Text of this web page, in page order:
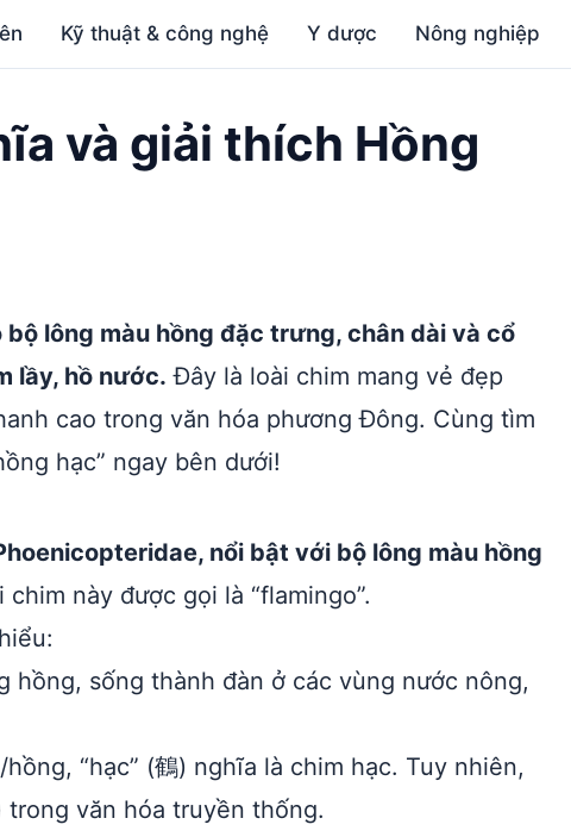
Kỹ thuật & công nghệ Y dược Nông nghiệp
và giải thích Hồng
lông màu hồng đặc trưng, chân dài và cổ
lầy, hồ nước. Đây là loài chim mang vẻ đẹp
cao trong văn hóa phương Đông. Cùng tìm
hạc” ngay bên dưới!
nổi bật với bộ lông màu hồng
này được gọi là “flamingo”.
hồng, sống thành đàn ở các vùng nước nông,
“hạc” (鶴) nghĩa là chim hạc. Tuy nhiên,
văn hóa truyền thống.